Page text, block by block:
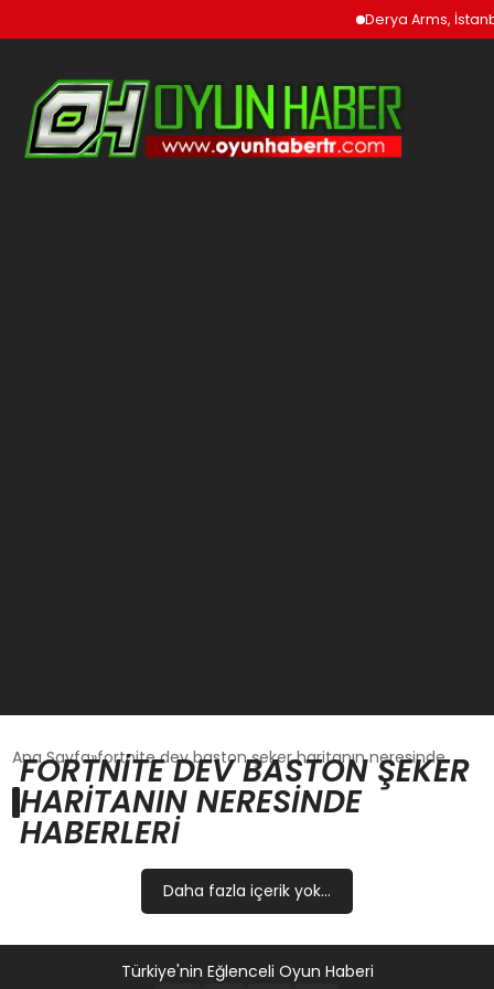
Derya Arms,
GÜNCEL
OYUN HABERLERI
EĞITIM
Ana Sayfa fortnite dev baston şeker haritanın neresinde
FORTNITE DEV BASTON ŞEKER
HARITANIN NERESINDE
HABERLERI
Daha fazla içerik yok...
Türkiye'nin Eğlenceli Oyun Haberi